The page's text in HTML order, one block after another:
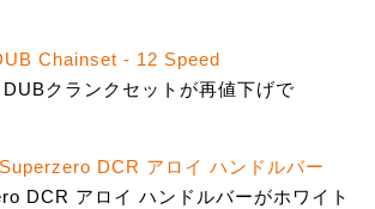
Chainset - 12 Speed
クランクセットが再値下げで
DCR アロイ ハンドルバー
DCR アロイ ハンドルバーがホワイト